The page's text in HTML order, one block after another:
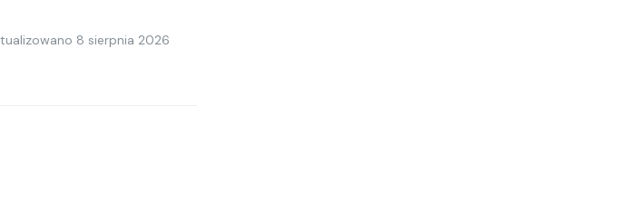
8 sierpnia 2026